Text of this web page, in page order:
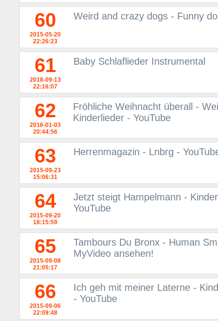
60
2015-05-20
22:26:23
Weird and crazy dogs - Funny
61
2018-09-13
22:16:07
Baby Schlaflieder Instrumental
62
2016-01-03
20:44:56
Fröhliche Weihnacht überall -
Kinderlieder - YouTube
63
2015-09-23
15:06:31
Herrenmagazin - Lnbrg -
64
2015-09-20
18:15:59
Jetzt steigt Hampelmann -
YouTube
65
2015-09-08
21:05:17
Tambours Du Bronx - Human
MyVideo ansehen!
66
2015-09-06
22:09:48
Ich geh mit meiner Laterne -
- YouTube